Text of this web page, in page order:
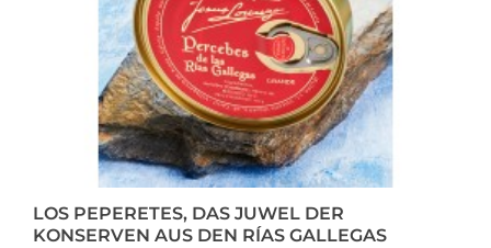
LOS PEPERETES, DAS JUWEL DER
KONSERVEN AUS DEN RÍAS GALLEGAS